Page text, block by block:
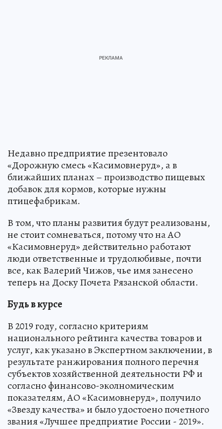
Недавно предприятие презентовало
«Дорожную смесь «Касимовнеруд», а в
ближайших планах – производство пищевых
добавок для кормов, которые нужны
птицефабрикам.
В том, что планы развития будут реализованы,
не стоит сомневаться, потому что на АО
«Касимовнеруд» действительно работают
люди ответственные и трудолюбивые, почти
все, как Валерий Чижов, чье имя занесено
теперь на Доску Почета Рязанской области.
Будь в курсе
В 2019 году, согласно критериям
национального рейтинга качества товаров и
услуг, как указано в Экспертном заключении, в
результате ранжирования полного перечня
субъектов хозяйственной деятельности РФ и
согласно финансово-эколномическим
показателям, АО «Касимовнеруд», получило
«Звезду качества» и было удостоено почетного
звания «Лучшее предприятие России - 2019».